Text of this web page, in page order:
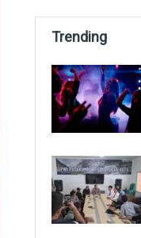
Trending